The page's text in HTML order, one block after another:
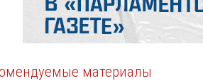
материалы